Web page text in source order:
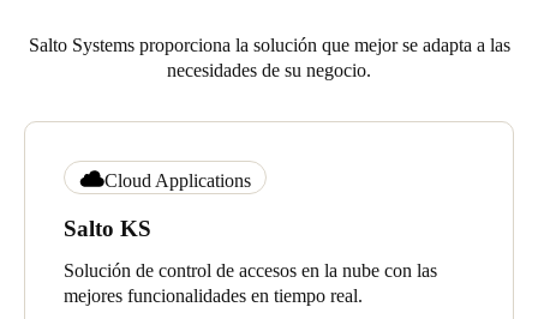
Salto Systems proporciona la solución que mejor se adapta a las
necesidades de su negocio.
Cloud Applications
Salto KS
Solución de control de accesos en la nube con las
mejores funcionalidades en tiempo real.